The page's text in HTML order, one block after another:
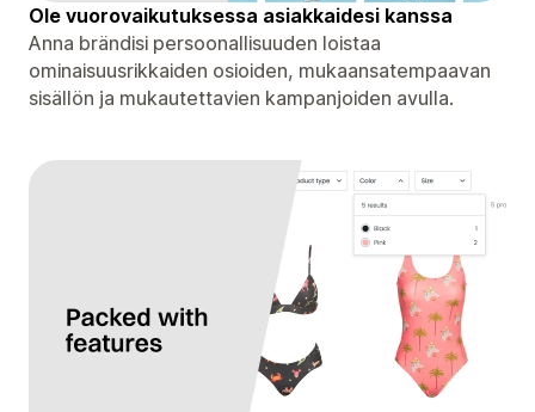
Ole vuorovaikutuksessa asiakkaidesi kanssa
Anna brändisi persoonallisuuden loistaa
ominaisuusrikkaiden osioiden, mukaansatempaavan
sisällön ja mukautettavien kampanjoiden avulla.